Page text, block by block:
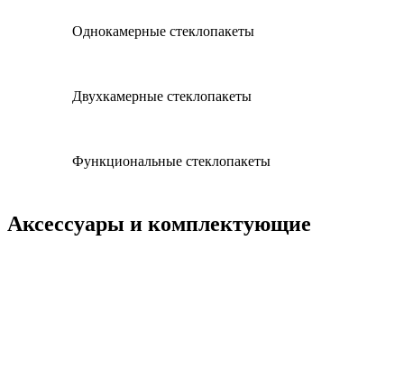
Однокамерные стеклопакеты
Двухкамерные стеклопакеты
Функциональные стеклопакеты
Аксессуары и комплектующие